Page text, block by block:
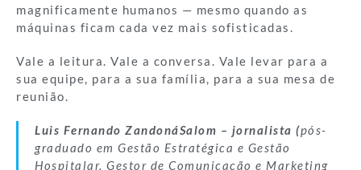
magnificamente humanos — mesmo quando as
máquinas ficam cada vez mais sofisticadas.
Vale a leitura. Vale a conversa. Vale levar para a
sua equipe, para a sua família, para a sua mesa de
reunião.
Luis Fernando ZandonáSalom – jornalista (pós-
graduado em Gestão Estratégica e Gestão
Hospitalar. Gestor de Comunicação e Marketing